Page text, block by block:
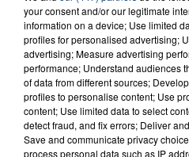
23 juillet 2026
INCENDIE MORTEL À
SON BÉBÉ ENTRE LA
Un homme s'est immolé
aspergé sa compagne et
d'un liquide inflammable.
your consent and/or our legitimate
information on a device; Use limited
profiles for personalised advertising;
advertising; Measure advertising
performance; Understand audiences
of data from different sources;
profiles to personalise content; Use
content; Use limited data to select
detect fraud, and fix errors; Deliver
Save and communicate privacy
process personal data such as IP